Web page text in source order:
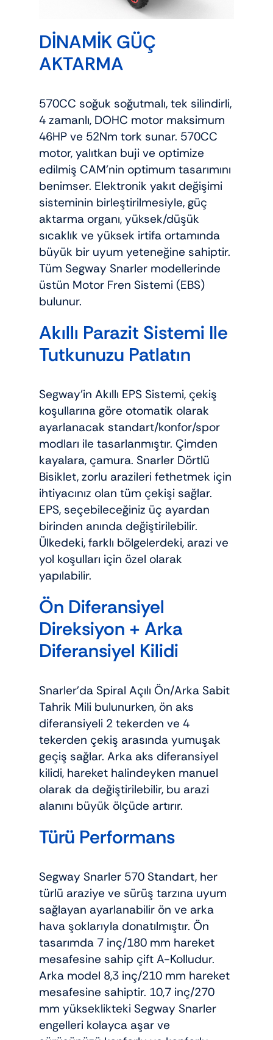
DİNAMİK GÜÇ
AKTARMA
570CC soğuk soğutmalı, tek silindirli,
4 zamanlı, DOHC motor maksimum
46HP ve 52Nm tork sunar. 570CC
motor, yalıtkan buji ve optimize
edilmiş CAM’nin optimum tasarımını
benimser. Elektronik yakıt değişimi
sisteminin birleştirilmesiyle, güç
aktarma organı, yüksek/düşük
sıcaklık ve yüksek irtifa ortamında
büyük bir uyum yeteneğine sahiptir.
Tüm Segway Snarler modellerinde
üstün Motor Fren Sistemi (EBS)
bulunur.
Akıllı Parazit Sistemi Ile
Tutkunuzu Patlatın
Segway’in Akıllı EPS Sistemi, çekiş
koşullarına göre otomatik olarak
ayarlanacak standart/konfor/spor
modları ile tasarlanmıştır. Çimden
kayalara, çamura. Snarler Dörtlü
Bisiklet, zorlu arazileri fethetmek için
ihtiyacınız olan tüm çekişi sağlar.
EPS, seçebileceğiniz üç ayardan
birinden anında değiştirilebilir.
Ülkedeki, farklı bölgelerdeki, arazi ve
yol koşulları için özel olarak
yapılabilir.
Ön Diferansiyel
Direksiyon + Arka
Diferansiyel Kilidi
Snarler’da Spiral Açılı Ön/Arka Sabit
Tahrik Mili bulunurken, ön aks
diferansiyeli 2 tekerden ve 4
tekerden çekiş arasında yumuşak
geçiş sağlar. Arka aks diferansiyel
kilidi, hareket halindeyken manuel
olarak da değiştirilebilir, bu arazi
alanını büyük ölçüde artırır.
Türü Performans
Segway Snarler 570 Standart, her
türlü araziye ve sürüş tarzına uyum
sağlayan ayarlanabilir ön ve arka
hava şoklarıyla donatılmıştır. Ön
tasarımda 7 inç/180 mm hareket
mesafesine sahip çift A-Kolludur.
Arka model 8,3 inç/210 mm hareket
mesafesine sahiptir. 10,7 inç/270
mm yükseklikteki Segway Snarler
engelleri kolayca aşar ve